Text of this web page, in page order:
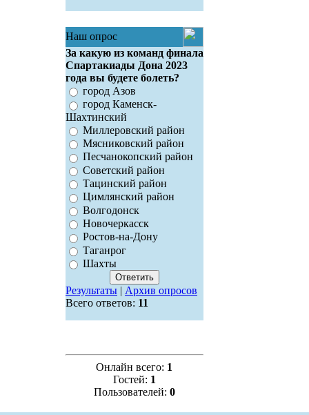
Наш опрос
За какую из команд финала
Спартакиады Дона 2023
года вы будете болеть?
город Азов
город Каменск-
Шахтинский
Миллеровский район
Мясниковский район
Песчанокопский район
Советский район
Тацинский район
Цимлянский район
Волгодонск
Новочеркасск
Ростов-на-Дону
Таганрог
Шахты
Результаты| Архив опросов
Всего ответов: 11
Онлайн всего: 1
Гостей: 1
Пользователей: 0